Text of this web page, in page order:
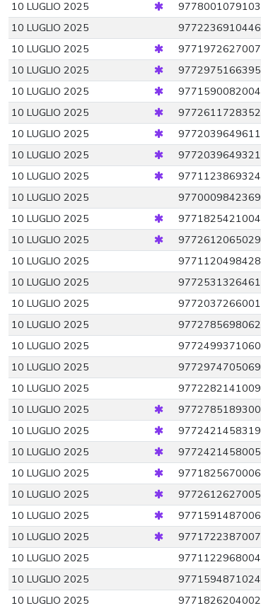
10 LUGLIO 2025
9778001079103
10 LUGLIO 2025
9772236910446
10 LUGLIO 2025
9771972627007
10 LUGLIO 2025
9772975166395
10 LUGLIO 2025
9771590082004
10 LUGLIO 2025
9772611728352
10 LUGLIO 2025
9772039649611
10 LUGLIO 2025
9772039649321
10 LUGLIO 2025
9771123869324
10 LUGLIO 2025
9770009842369
10 LUGLIO 2025
9771825421004
10 LUGLIO 2025
9772612065029
10 LUGLIO 2025
9771120498428
10 LUGLIO 2025
9772531326461
10 LUGLIO 2025
9772037266001
10 LUGLIO 2025
9772785698062
10 LUGLIO 2025
9772499371060
10 LUGLIO 2025
9772974705069
10 LUGLIO 2025
9772282141009
10 LUGLIO 2025
9772785189300
10 LUGLIO 2025
9772421458319
10 LUGLIO 2025
9772421458005
10 LUGLIO 2025
9771825670006
10 LUGLIO 2025
9772612627005
10 LUGLIO 2025
9771591487006
10 LUGLIO 2025
9771722387007
10 LUGLIO 2025
9771122968004
10 LUGLIO 2025
9771594871024
10 LUGLIO 2025
9771826204002